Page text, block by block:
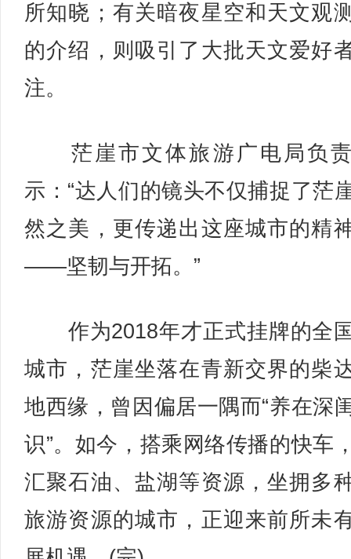
所知晓；有关暗夜星空和天文观
的介绍，则吸引了大批天文爱好
注。
茫崖市文体旅游广电局负
示：“达人们的镜头不仅捕捉了茫
然之美，更传递出这座城市的精
——坚韧与开拓。”
作为2018年才正式挂牌的全
城市，茫崖坐落在青新交界的柴
地西缘，曾因偏居一隅而“养在深
识”。如今，搭乘网络传播的快车
汇聚石油、盐湖等资源，坐拥多
旅游资源的城市，正迎来前所未